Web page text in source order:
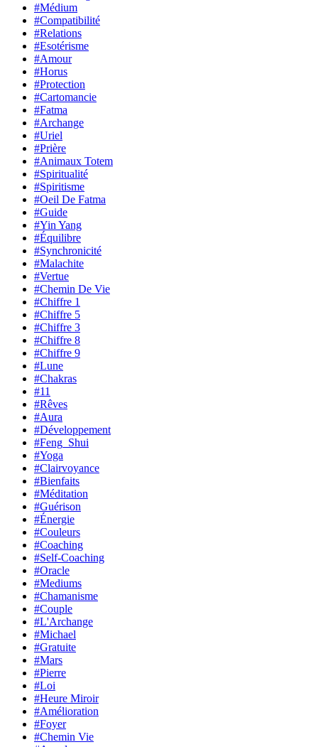
#Médium
#Compatibilité
#Relations
#Esotérisme
#Amour
#Horus
#Protection
#Cartomancie
#Fatma
#Archange
#Uriel
#Prière
#Animaux Totem
#Spiritualité
#Spiritisme
#Oeil De Fatma
#Guide
#Yin Yang
#Équilibre
#Synchronicité
#Malachite
#Vertue
#Chemin De Vie
#Chiffre 1
#Chiffre 5
#Chiffre 3
#Chiffre 8
#Chiffre 9
#Lune
#Chakras
#11
#Rêves
#Aura
#Développement
#Feng_Shui
#Yoga
#Clairvoyance
#Bienfaits
#Méditation
#Guérison
#Énergie
#Couleurs
#Coaching
#Self-Coaching
#Oracle
#Mediums
#Chamanisme
#Couple
#L'Archange
#Michael
#Gratuite
#Mars
#Pierre
#Loi
#Heure Miroir
#Amélioration
#Foyer
#Chemin Vie